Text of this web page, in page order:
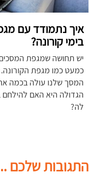
איך נתמודד עם
בימי קורונה?
יש תחושה שמגפת המסכים
כמעט כמו מגפת
המסך שלנו עולה בכמה
הגדולה היא האם להילחם
לה?
התגובות שלכם